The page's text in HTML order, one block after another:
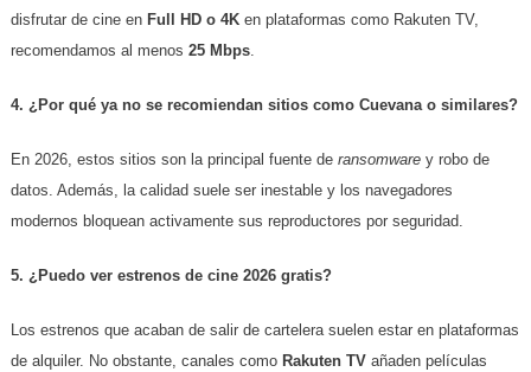
disfrutar de cine en Full HD o 4Ken plataformas como Rakuten TV,
recomendamos al menos 25 Mbps.
4. ¿Por qué ya no se recomiendan sitios como Cuevana o similares?
En 2026, estos sitios son la principal fuente de ransomwarey robo de
datos. Además, la calidad suele ser inestable y los navegadores
modernos bloquean activamente sus reproductores por seguridad.
5. ¿Puedo ver estrenos de cine 2026 gratis?
Los estrenos que acaban de salir de cartelera suelen estar en plataformas
de alquiler. No obstante, canales como Rakuten TVañaden películas